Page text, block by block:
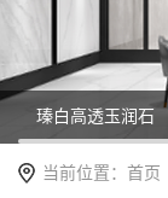
瑧白高透玉润石
当前位置： 首页